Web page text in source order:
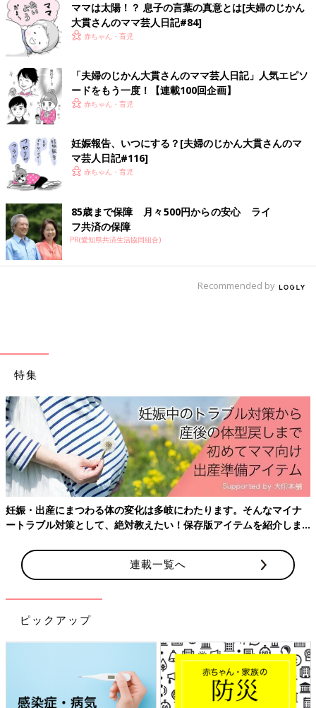
感情【夫婦のじかん
大貫さんのママ芸人
日記#47】
婦のじかん大貫さんの
ママ芸人日記#49】
ママは太陽！？ 息子の言葉の真意とは[夫婦のじかん
大貫さんのママ芸人日記#84]
赤ちゃん・育児
「夫婦のじかん大貫さんのママ芸人日記」人気エピソ
ードをもう一度！【連載100回企画】
赤ちゃん・育児
妊娠報告、いつにする？[夫婦のじかん大貫さんのマ
マ芸人日記#116]
赤ちゃん・育児
85歳まで保障 月々500円からの安心 ライ
フ共済の保障
PR(愛知県共済生活協同組合)
Recommended by
特集
妊娠・出産にまつわる体の変化は多岐にわたります。そんなマイナ
ートラブル対策として、絶対教えたい！保存版アイテムを紹介しま
連載一覧へ
ピックアップ